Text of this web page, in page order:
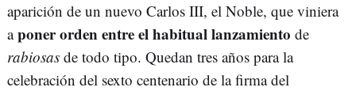
aparición de un nuevo Carlos III, el Noble, que viniera
aponer orden entre el habitual lanzamiento de
rabiosas de todo tipo. Quedan tres años para la
celebración del sexto centenario de la firma del